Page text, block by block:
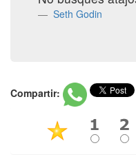
Seth Godin
Compartir: